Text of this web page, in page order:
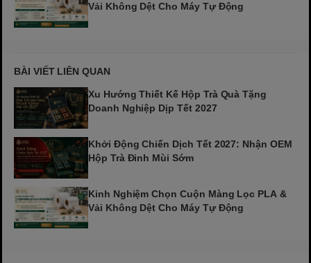
Vải Không Dệt Cho Máy Tự Động
BÀI VIẾT LIÊN QUAN
Xu Hướng Thiết Kế Hộp Trà Quà Tặng
Doanh Nghiệp Dịp Tết 2027
Khởi Động Chiến Dịch Tết 2027: Nhận OEM
Hộp Trà Đinh Mùi Sớm
Kinh Nghiệm Chọn Cuộn Màng Lọc PLA &
Vải Không Dệt Cho Máy Tự Động